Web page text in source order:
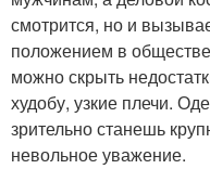
смотрится, но и
положением в
можно скрыть
худобу, узкие плечи.
зрительно станешь
невольное уважение.